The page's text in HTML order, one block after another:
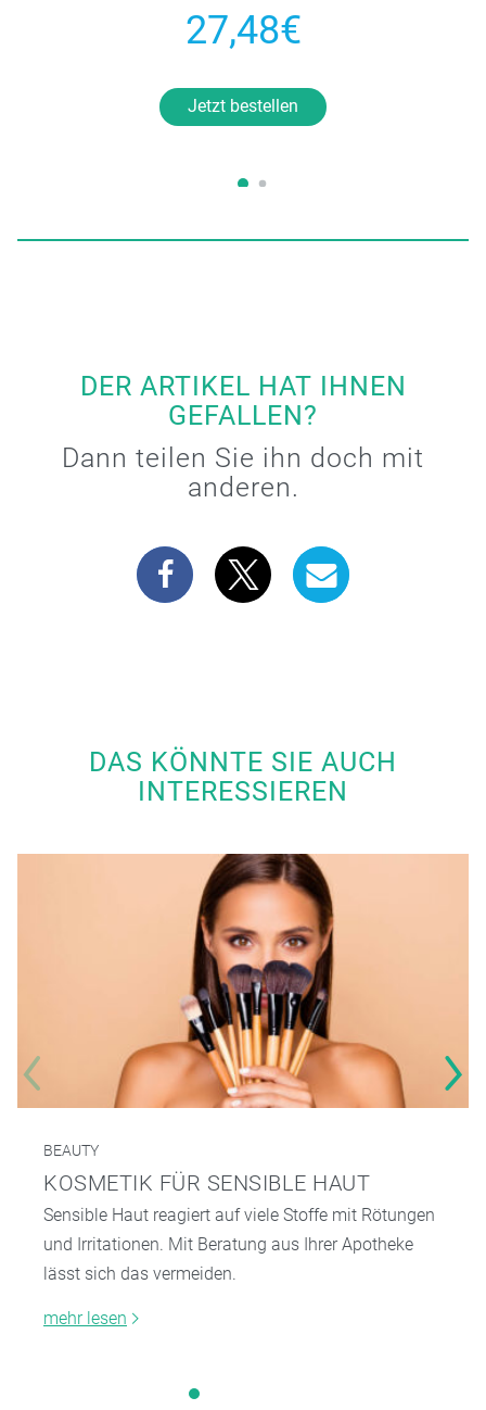
27,48€
Jetzt bestellen
DER ARTIKEL HAT IHNEN
GEFALLEN?
Dann teilen Sie ihn doch mit
anderen.
DAS KÖNNTE SIE AUCH
INTERESSIEREN
BEAUTY
KOSMETIK FÜR SENSIBLE HAUT
Sensible Haut reagiert auf viele Stoffe mit Rötungen
und Irritationen. Mit Beratung aus Ihrer Apotheke
lässt sich das vermeiden.
mehr lesen